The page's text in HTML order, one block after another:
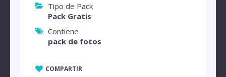
Tipo de Pack
Pack Gratis
Contiene
pack de fotos
COMPARTIR